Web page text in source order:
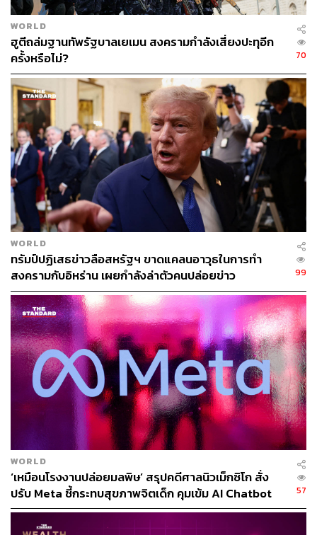
แฟ้มภาพ:U.S. Air Force / Handout via Reuters
อ้างอิง:
https://www.aljazeera.com/news/2026/4/3/iranian-for
ces-launch-search-for-pilot-of-downed-us-fighter-jet
https://www.bbc.com/news/articles/c3r395l91l3o
https://www.bbc.com/news/live/cm29zmpdj3vt
TAGS: Donald Trump USA Iran Israel
กองทัพสหรัฐฯ
กระทรวงกลาโหมสหรัฐฯ
Midterm Elections
อ่าวเปอร์เซีย
F-15
625
ABOUT THE AUTHOR
ณรงค์กร มโนจันทร์เพ็ญ
Content Creator กองบรรณาธิการข่าว THE
STANDARD
WORLD
ฮูตีถล่มฐานทัพรัฐบาลเยเมน สงครามกำลังเสี่ยงปะทุอีก
ครั้งหรือไม่?
70
WORLD
ทรัมป์ปฏิเสธข่าวลือสหรัฐฯ ขาดแคลนอาวุธในการทำ
สงครามกับอิหร่าน เผยกำลังล่าตัวคนปล่อยข่าว
99
WORLD
‘เหมือนโรงงานปล่อยมลพิษ’ สรุปคดีศาลนิวเม็กซิโก สั่ง
ปรับ Meta ชี้กระทบสุขภาพจิตเด็ก คุมเข้ม AI Chatbot
57